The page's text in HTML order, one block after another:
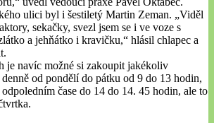
ulici byl i šestiletý Martin Zeman. „Viděl
sekačky, svezl jsem se i ve voze s
a jehňátko i kravičku,“ hlásil chlapec a
je navíc možné si zakoupit jakékoliv
od pondělí do pátku od 9 do 13 hodin,
čase do 14 do 14. 45 hodin, ale to